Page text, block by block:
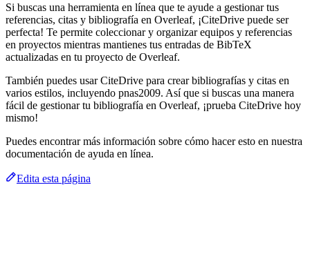
Si buscas una herramienta en línea que te ayude a gestionar tus
referencias, citas y bibliografía en Overleaf, ¡CiteDrive puede ser
perfecta! Te permite coleccionar y organizar equipos y referencias
en proyectos mientras mantienes tus entradas de BibTeX
actualizadas en tu proyecto de Overleaf.
También puedes usar CiteDrive para crear bibliografías y citas en
varios estilos, incluyendo pnas2009. Así que si buscas una manera
fácil de gestionar tu bibliografía en Overleaf, ¡prueba CiteDrive hoy
mismo!
Puedes encontrar más información sobre cómo hacer esto en nuestra
documentación de ayuda en línea.
Edita esta página